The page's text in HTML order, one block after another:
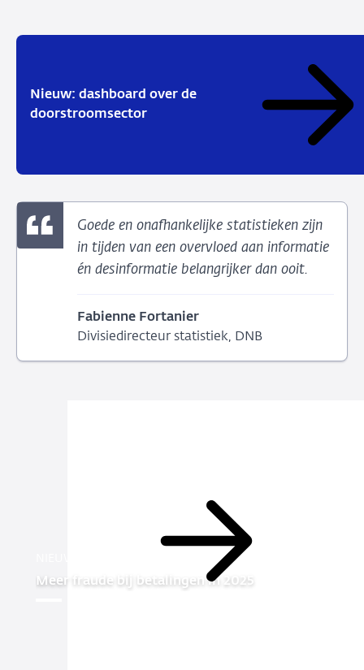
Nieuw: dashboard over de
doorstroomsector
Goede en onafhankelijke statistieken zijn
in tijden van een overvloed aan informatie
én desinformatie belangrijker dan ooit.
Fabienne Fortanier
Divisiedirecteur statistiek, DNB
Meer fraude bij betalingen in 2025